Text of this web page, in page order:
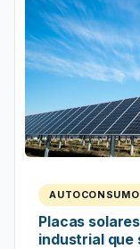
Placas
industrial que